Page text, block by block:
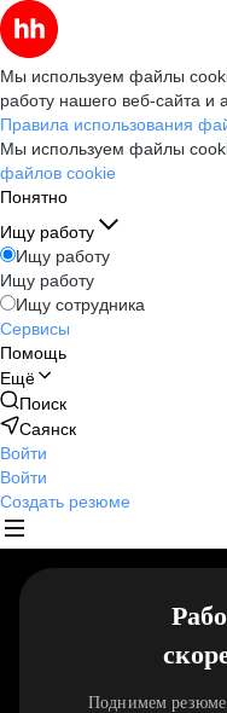
Мы используем файлы
работу нашего веб-сайта и
Правила использования
Мы используем файлы
файлов cookie
Понятно
Ищу работу
Ищу работу
Ищу работу
Ищу сотрудника
Сервисы
Помощь
Ещё
Поиск
Саянск
Войти
Войти
Создать резюме
Поднимем